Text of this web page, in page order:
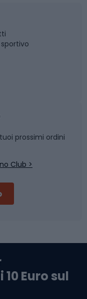
prossimi ordini
Club >
Euro sul